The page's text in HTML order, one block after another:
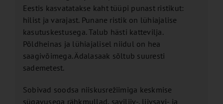
Eestis kasvatatakse kaht tüüpi punast ristikut:
hilist ja varajast. Punane ristik on lühiajalise
kasutuskestusega. Talub hästi kattevilja.
Põldheinas ja lühiajalisel niidul on hea
saagivõimega. Ädalasaak sõltub suuresti
sademetest.
Sobivad soodsa niiskusrežiimiga keskmise
sügavusega rähkmullad, saviliiv-, liivsavi- ja